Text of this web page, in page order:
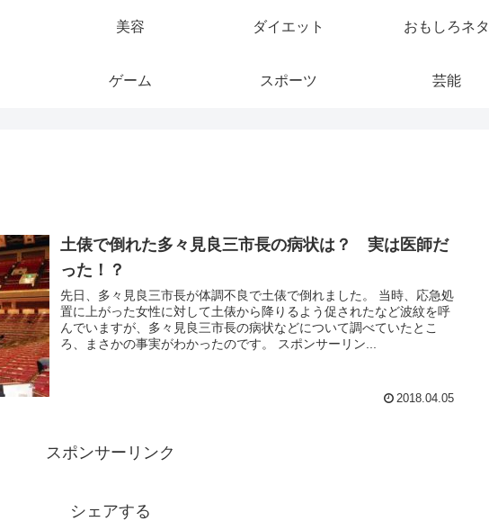
美容 ダイエット おもしろネタ
ゲーム スポーツ 芸能
土俵で倒れた多々見良三市長の病状は？ 実は医師だ
った！？
先日、多々見良三市長が体調不良で土俵で倒れました。 当時、応急処
置に上がった女性に対して土俵から降りるよう促されたなど波紋を呼
んでいますが、多々見良三市長の病状などについて調べていたとこ
ろ、まさかの事実がわかったのです。 スポンサーリン...
2018.04.05
スポンサーリンク
シェアする